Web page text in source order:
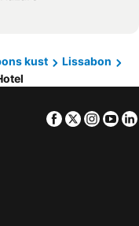
kust
Lissabon
Facebook
Twitter